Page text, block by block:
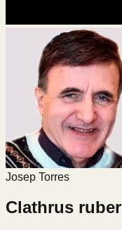
Josep Torres
Clathrus ruber